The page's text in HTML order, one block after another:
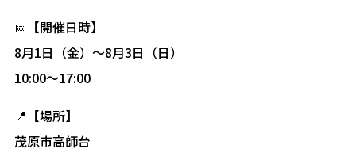
📅【開催日時】
8月1日（金）〜8月3日（日）
10:00〜17:00
📍【場所】
茂原市高師台